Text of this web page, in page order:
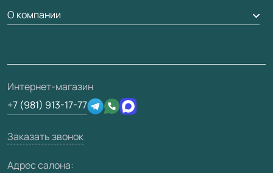
Накладки на дверь
Вопрос-ответ
Техническая информация
Юридическая информация
Монтаж
Подготовка проемов
Дизайнерам / архитекторам
О компании
Сертификаты
Производство
Медиацентр
Видео
Интернет-магазин
+7 (981) 913-17-77
Заказать звонок
Адрес салона: